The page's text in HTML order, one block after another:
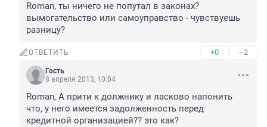
Roman, ты ничего не попутал в законах?
вымогательство или самоуправство - чувствуешь
разницу?
ОТВЕТИТЬ +0 –2
Гость
8 апреля 2013, 10:04
Roman, А прити к должнику и ласково напонить
что, у него имеется задолженность перед
кредитной организацией?? это как?